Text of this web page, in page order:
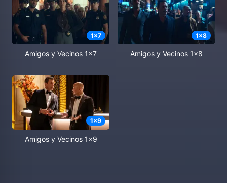
1x7
Amigos y Vecinos 1x7
1x8
Amigos y Vecinos 1x8
1x9
Amigos y Vecinos 1x9